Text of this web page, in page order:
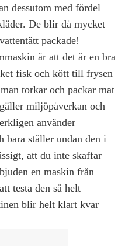
dessutom med fördel
De blir då mycket
packade!
är att det är en bra
fisk och kött till frysen
torkar och packar mat
miljöpåverkan och
använder
bara ställer undan den i
att du inte skaffar
en maskin från
testa den så helt
blir helt klart kvar